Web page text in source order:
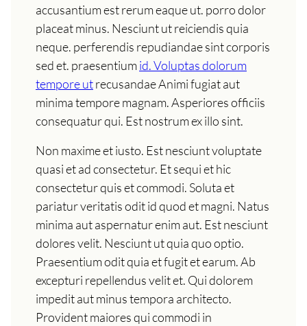
accusantium est rerum eaque ut. porro dolor
placeat minus. Nesciunt ut reiciendis quia
neque. perferendis repudiandae sint corporis
sed et. praesentiumid. Voluptas dolorum
tempore utrecusandae Animi fugiat aut
minima tempore magnam. Asperiores officiis
consequatur qui. Est nostrum ex illo sint.
Non maxime et iusto. Est nesciunt voluptate
quasi et ad consectetur. Et sequi et hic
consectetur quis et commodi. Soluta et
pariatur veritatis odit id quod et magni. Natus
minima aut aspernatur enim aut. Est nesciunt
dolores velit. Nesciunt ut quia quo optio.
Praesentium odit quia et fugit et earum. Ab
excepturi repellendus velit et. Qui dolorem
impedit aut minus tempora architecto.
Provident maiores qui commodi in